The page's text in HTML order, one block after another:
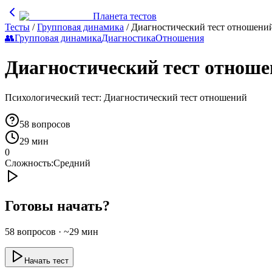
Планета тестов
Тесты /Групповая динамика / Диагностический тест
👥Групповая динамикаДиагностикаОтношения
Диагностический тест
Психологический тест: Диагностический тест отношений
58 вопросов
29 мин
0
Сложность:Средний
Готовы начать?
58 вопросов · ~29 мин
Начать тест